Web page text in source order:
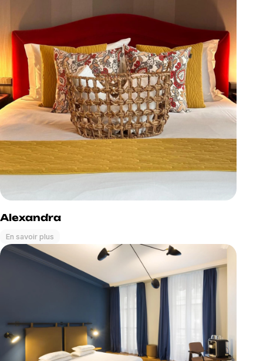
Alexandra
En savoir plus